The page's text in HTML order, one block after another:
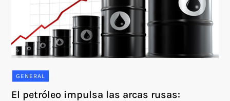
GENERAL
El petróleo impulsa las arcas rusas: